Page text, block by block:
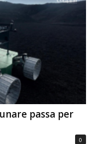
passa per
0